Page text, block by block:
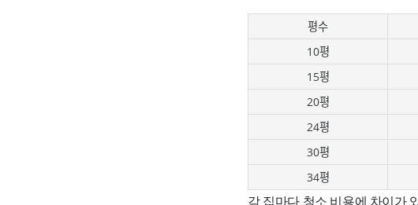
평수
10평
15평
20평
24평
30평
34평
각 집마다 청소 비용에 차이가